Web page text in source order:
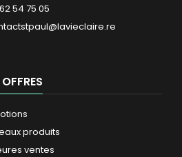
54 75 05
produits
ventes